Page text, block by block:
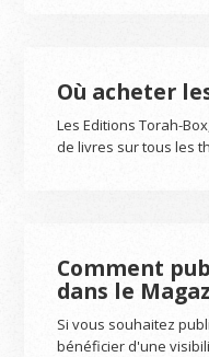
Où acheter
Les Editions Torah-
de livres sur tous les
Comment
dans le
Si vous souhaitez
bénéficier d'une